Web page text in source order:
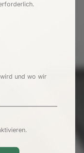
und wo wir